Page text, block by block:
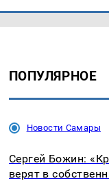
ПОПУЛЯРНОЕ
Новости Самары
Сергей Божин:
верят в